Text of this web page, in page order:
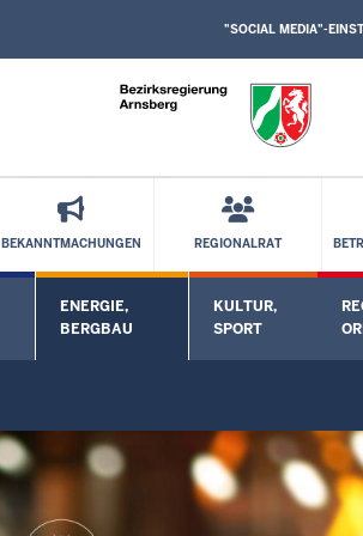
MEDIA
"SOCIAL MEDIA"-
BEKANNTMACHUNGEN REGIONALRAT
Untermenü öffnen
ENERGIE,
BERGBAU
Untermenü öffnen
KULTUR,
SPORT